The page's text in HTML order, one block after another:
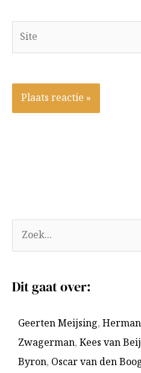
Site
o
k
Dit gaat over:
Geerten Meijsing,
Zwagerman, Kees van
Byron, Oscar van den
r
h